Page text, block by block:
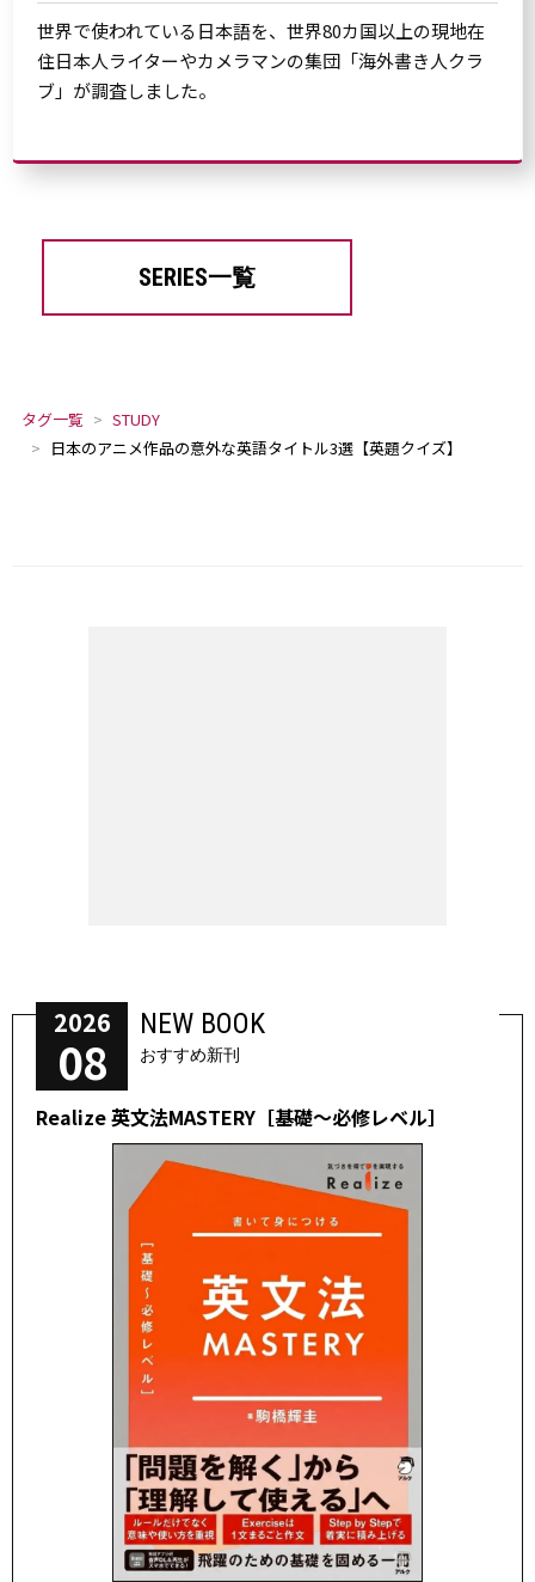
世界で使われている日本語を、世界80カ国以上の現地在
住日本人ライターやカメラマンの集団「海外書き人クラ
ブ」が調査しました。
SERIES一覧
タグ一覧
STUDY
日本のアニメ作品の意外な英語タイトル3選【英題クイズ】
2026
08
NEW BOOK
おすすめ新刊
Realize 英文法MASTERY［基礎～必修レベル］